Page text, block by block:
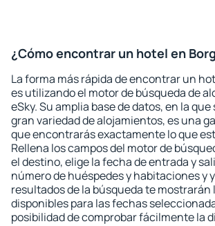
¿Cómo encontrar un hotel en
La forma más rápida de encontrar un
es utilizando el motor de búsqueda de
eSky. Su amplia base de datos, en la
gran variedad de alojamientos, es una
que encontrarás exactamente lo que
Rellena los campos del motor de
el destino, elige la fecha de entrada y
número de huéspedes y habitaciones y
resultados de la búsqueda te
disponibles para las fechas
posibilidad de comprobar fácilmente la